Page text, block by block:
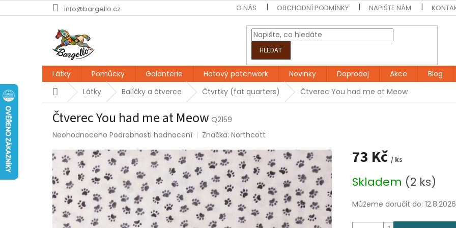
na
info@bargello.cz O NÁS OBCHODNÍ PODMÍNKY NAPIŠTE NÁM
HLEDAT
Látky Pomůcky Galanterie Hotový patchwork Novinky Doprodej Akce Blog
DomůLátky Balíčky a čtverce Čtvrtky (fat quarters) Čtverec You had me at Meow
Čtverec You had me at Meow Q2159
Průměrné
produktu
je
0,0
z
5
hvězdiček.
Neohodnoceno Podrobnosti hodnocení Značka:Northcott
73 Kč / ks
cena:
Skladem (2 ks)
Můžeme doručit do: 12.8.2026